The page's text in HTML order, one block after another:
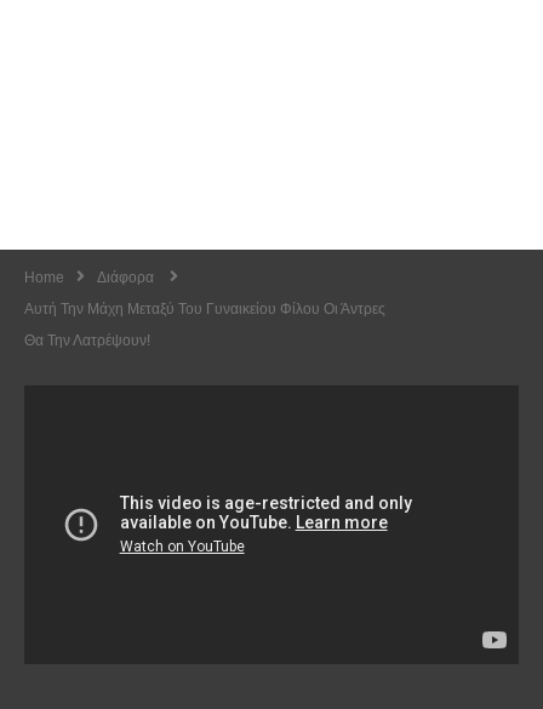
Home
Διάφορα
Αυτή Την Μάχη Μεταξύ Του Γυναικείου Φίλου Οι Άντρες
Θα Την Λατρέψουν!